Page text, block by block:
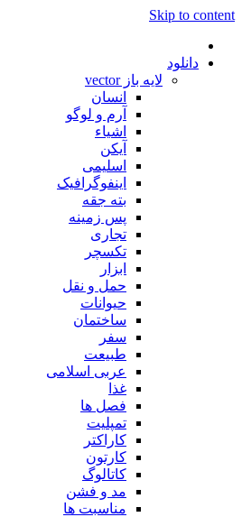
Skip to content
دانلود
لایه باز vector
انسان
آرم و لوگو
اشیاء
آیکن
اسلیمی
اینفوگرافیک
بته جقه
پس زمینه
تجاری
تکسچر
ابزار
حمل و نقل
حیوانات
ساختمان
سفر
طبیعت
عربی اسلامی
غذا
فصل ها
تمپلیت
کاراکتر
کارتون
کاتالوگ
مد و فشن
مناسبت ها